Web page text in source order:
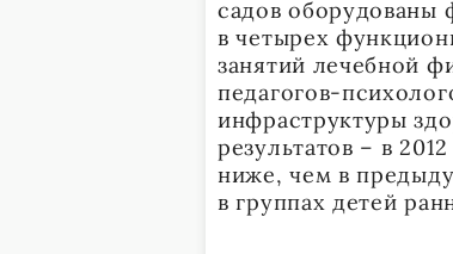
садов оборудованы
в четырех
занятий лечебной
педагогов-
инфраструктуры
результатов – в
ниже, чем в
в группах детей